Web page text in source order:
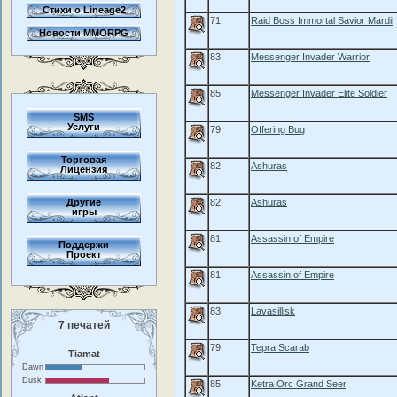
Стихи о Lineage2
Новости MMORPG
SMS
Услуги
Торговая
Лицензия
Другие
игры
Поддержи
Проект
7 печатей
Tiamat
Dawn
Dusk
71 Raid Boss Immortal Savior Mardil
83 Messenger Invader Warrior
85 Messenger Invader Elite Soldier
79 Offering Bug
82 Ashuras
82 Ashuras
81 Assassin of Empire
81 Assassin of Empire
83 Lavasillisk
79 Tepra Scarab
85 Ketra Orc Grand Seer